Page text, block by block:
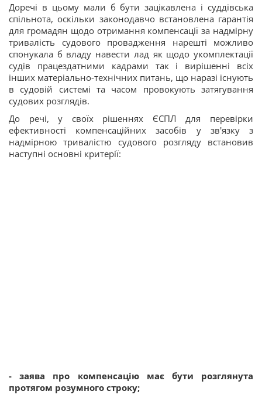
Доречі в цьому мали б бути зацікавлена і суддівська
спільнота, оскільки законодавчо встановлена гарантія
для громадян щодо отримання компенсації за надмірну
тривалість судового провадження нарешті можливо
спонукала б владу навести лад як щодо укомплектації
судів працездатними кадрами так і вирішенні всіх
інших матеріально-технічних питань, що наразі існують
в судовій системі та часом провокують затягування
судових розглядів.
До речі, у своїх рішеннях ЄСПЛ для перевірки
ефективності компенсаційних засобів у зв'язку з
надмірною тривалістю судового розгляду встановив
наступні основні критерії:
- заява про компенсацію має бути розглянута
протягом розумного строку;